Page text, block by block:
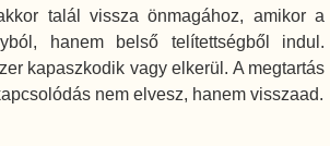
talál vissza önmagához, amikor a
hanem belső telítettségből indul.
kapaszkodik vagy elkerül. A megtartás
nem elvesz, hanem visszaad.